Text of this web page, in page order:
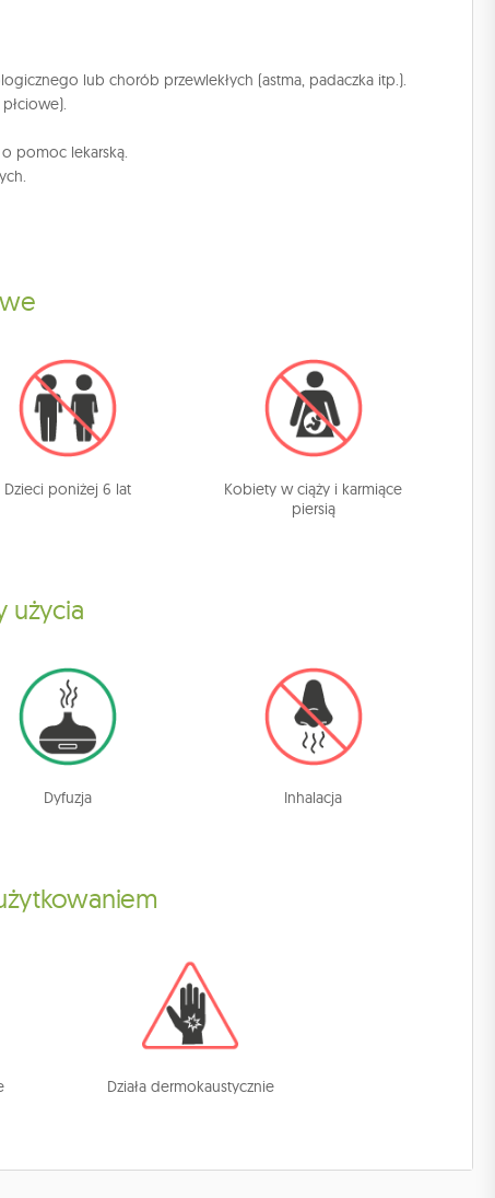
lub chorób przewlekłych (astma, padaczka itp.).
pomoc lekarską.
Dzieci poniżej 6 lat
Kobiety w ciąży i karmiące
piersią
użycia
Dyfuzja Inhalacja
Działa dermokaustycznie